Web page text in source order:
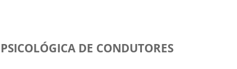
DE CONDUTORES